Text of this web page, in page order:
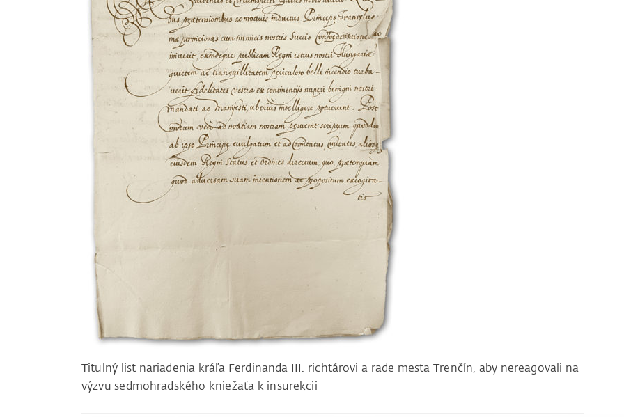
Titulný list nariadenia kráľa Ferdinanda III. richtárovi a rade mesta Trenčín, aby nereagovali na
výzvu sedmohradského kniežaťa k insurekcii